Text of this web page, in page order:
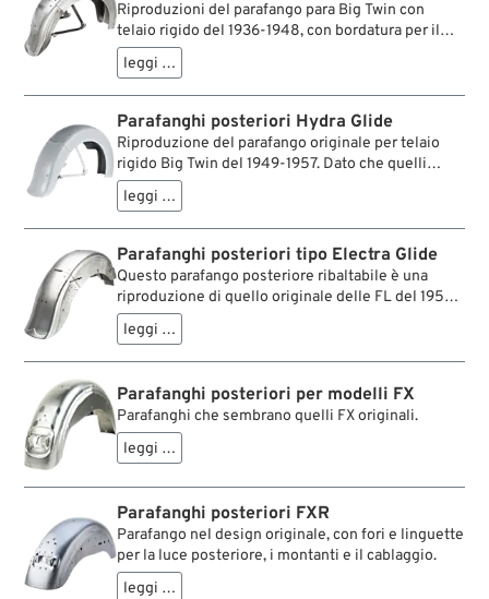
Riproduzioni del parafango para Big Twin con
telaio rigido del 1936-1948, con bordatura per il
listello originale.
leggi …
Parafanghi posteriori Hydra Glide
Riproduzione del parafango originale per telaio
rigido Big Twin del 1949-1957. Dato che quelli
originali praticamente non si trovano più, questo
parafango vi sarà quasi indispensabile in caso di
restaurazione della bike.
leggi …
Parafanghi posteriori tipo Electra Glide
Questo parafango posteriore ribaltabile è una
riproduzione di quello originale delle FL del 1958-
1979 con finestrella e fori per fanalini e frecce dal
‘73, oppure senza questi, per poter scegliere la
luce posteriore in tutta libertà. Come ricambio
1979-1984 con parafango posteriore in un pezzo.
leggi …
Parafanghi posteriori per modelli FX
Parafanghi che sembrano quelli FX originali.
leggi …
Parafanghi posteriori FXR
Parafango nel design originale, con fori e linguette
per la luce posteriore, i montanti e il cablaggio.
leggi …